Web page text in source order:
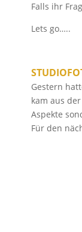
Falls ihr
Lets go…..
Gestern
kam aus
Aspekte
Für den